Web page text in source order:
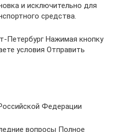
и исключительно для
средства.
Петербург Нажимая кнопку
условия Отправить
Федерации
вопросы Полное